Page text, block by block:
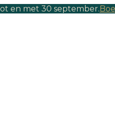
en met 30 september.